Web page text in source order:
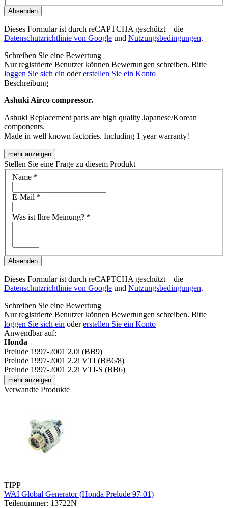
Absenden
Dieses Formular ist durch reCAPTCHA geschützt – die
Datenschutzrichtlinie von Google und Nutzungsbedingungen.
Schreiben Sie eine Bewertung
Nur registrierte Benutzer können Bewertungen schreiben. Bitte
loggen Sie sich ein odererstellen Sie ein Konto
Beschreibung
Ashuki Airco compressor.
Ashuki Replacement parts are high quality Japanese/Korean
components.
Made in well known factories. Including 1 year warranty!
mehr anzeigen
Stellen Sie eine Frage zu diesem Produkt
Name *
E-Mail *
Was ist Ihre Meinung? *
Absenden
Dieses Formular ist durch reCAPTCHA geschützt – die
Datenschutzrichtlinie von Google und Nutzungsbedingungen.
Schreiben Sie eine Bewertung
Nur registrierte Benutzer können Bewertungen schreiben. Bitte
loggen Sie sich ein odererstellen Sie ein Konto
Anwendbar auf:
Honda
Prelude 1997-2001 2.0i (BB9)
Prelude 1997-2001 2.2i VTI (BB6/8)
Prelude 1997-2001 2.2i VTI-S (BB6)
mehr anzeigen
Verwandte Produkte
TIPP
WAI Global Generator (Honda Prelude 97-01)
Teilenummer: 13722N